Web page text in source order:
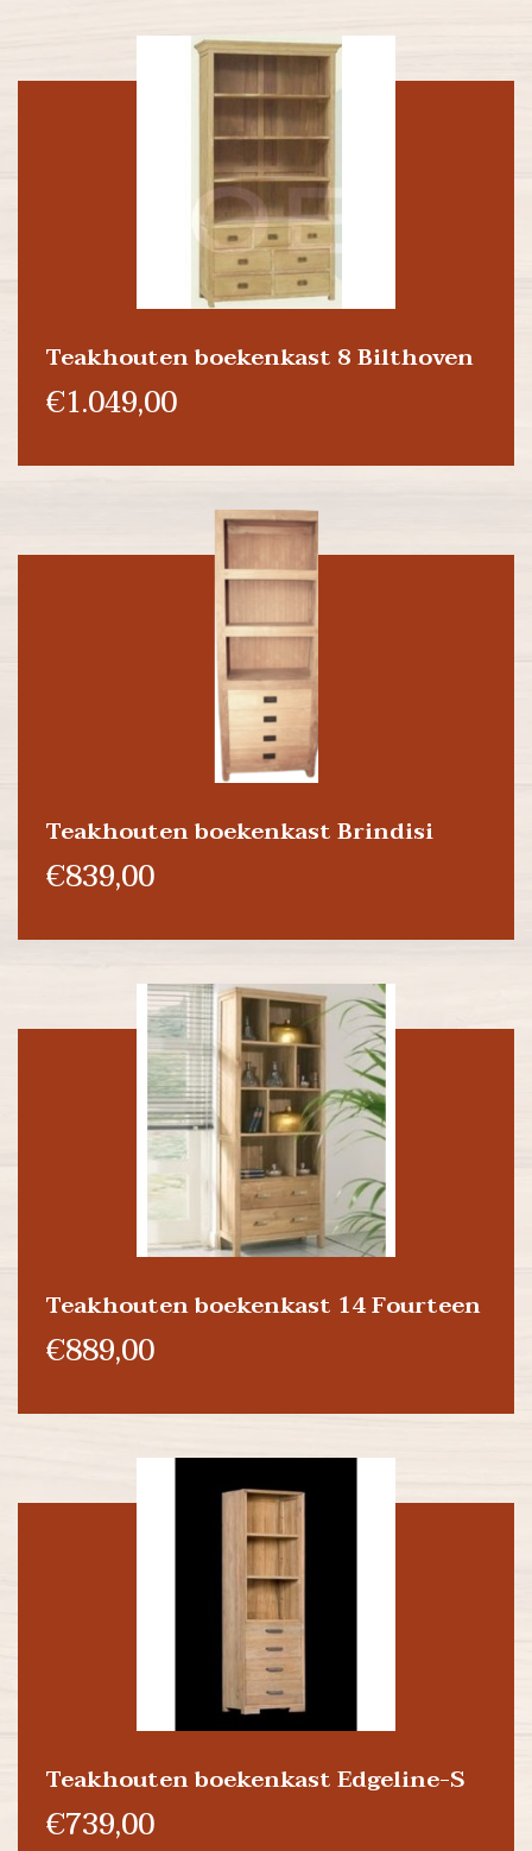
Teakhouten boekenkast 8 Bilthoven
€1.049,00
Teakhouten boekenkast Brindisi
€839,00
Teakhouten boekenkast 14 Fourteen
€889,00
Teakhouten boekenkast Edgeline-S
€739,00